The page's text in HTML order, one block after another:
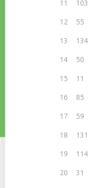
11 103
12 55
13 134
14 50
15 11
16 85
17 59
18 131
19 114
20 31